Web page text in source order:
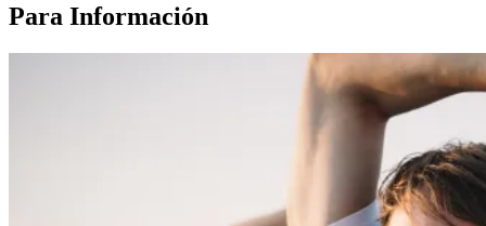
Para Información